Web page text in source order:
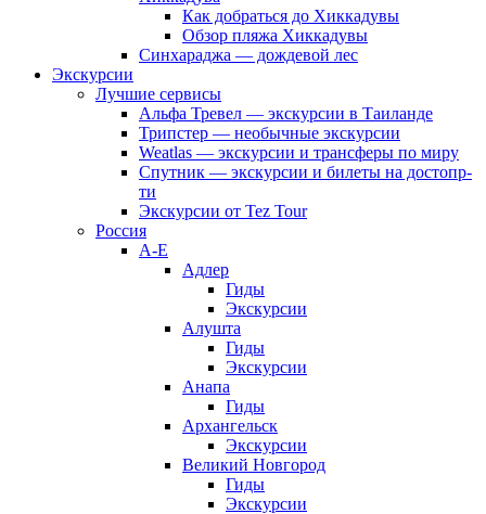
Как добраться до Хиккадувы
Обзор пляжа Хиккадувы
Синхараджа — дождевой лес
Экскурсии
Лучшие сервисы
Альфа Тревел — экскурсии в Таиланде
Трипстер — необычные экскурсии
Weatlas — экскурсии и трансферы по миру
Спутник — экскурсии и билеты на достопр-
ти
Экскурсии от Tez Tour
Россия
А-Е
Адлер
Гиды
Экскурсии
Алушта
Гиды
Экскурсии
Анапа
Гиды
Архангельск
Экскурсии
Великий Новгород
Гиды
Экскурсии